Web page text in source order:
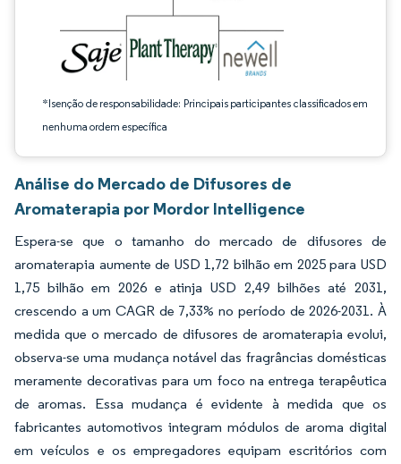
*Isenção de responsabilidade: Principais participantes classificados em
nenhuma ordem específica
Análise do Mercado de Difusores de
Aromaterapia por Mordor Intelligence
Espera-se que o tamanho do mercado de difusores de
aromaterapia aumente de USD 1,72 bilhão em 2025 para USD
1,75 bilhão em 2026 e atinja USD 2,49 bilhões até 2031,
crescendo a um CAGR de 7,33% no período de 2026-2031. À
medida que o mercado de difusores de aromaterapia evolui,
observa-se uma mudança notável das fragrâncias domésticas
meramente decorativas para um foco na entrega terapêutica
de aromas. Essa mudança é evidente à medida que os
fabricantes automotivos integram módulos de aroma digital
em veículos e os empregadores equipam escritórios com